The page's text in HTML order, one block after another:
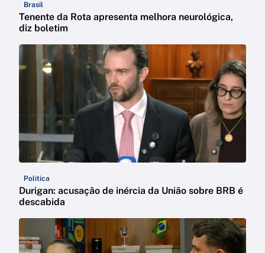
Brasil
Tenente da Rota apresenta melhora neurológica,
diz boletim
Política
Durigan: acusação de inércia da União sobre BRB é
descabida